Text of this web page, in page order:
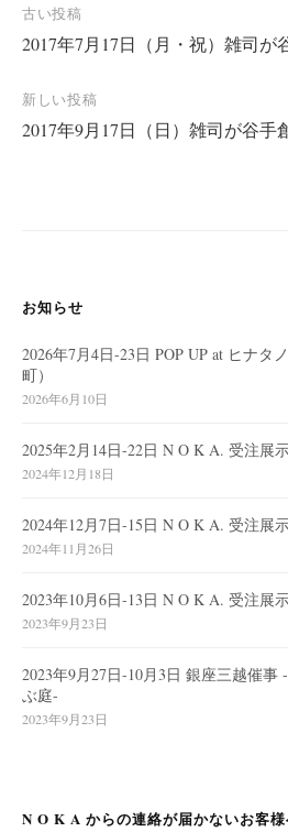
投
稿
ナ
ビ
古い投稿
2017年7月17日（月・祝）雑司が
新しい投稿
2017年9月17日（日）雑司が谷手
お知らせ
2026年7月4日-23日 POP UP at ヒナタ
町）
2026年6月10日
2025年2月14日-22日 N O K A. 受注展
2024年12月18日
2024年12月7日-15日 N O K A. 受注展
2024年11月26日
2023年10月6日-13日 N O K A. 受注展
2023年9月23日
2023年9月27日-10月3日 銀座三越催
ぶ庭-
2023年9月23日
N O K A からの連絡が届かないお客